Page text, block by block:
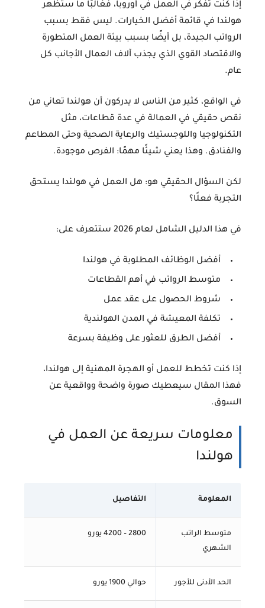
إذا كنت تفكر في العمل في أوروبا، فغالبًا ما ستظهر
هولندا في قائمة أفضل الخيارات. ليس فقط بسبب
الرواتب الجيدة، بل أيضًا بسبب بيئة العمل المتطورة
والاقتصاد القوي الذي يجذب آلاف العمال الأجانب كل
عام.
في الواقع، كثير من الناس لا يدركون أن هولندا تعاني من
نقص حقيقي في العمالة في عدة قطاعات، مثل
التكنولوجيا واللوجستيك والرعاية الصحية وحتى المطاعم
والفنادق. وهذا يعني شيئًا مهمًا: الفرص موجودة.
لكن السؤال الحقيقي هو: هل العمل في هولندا يستحق
التجربة فعلًا؟
في هذا الدليل الشامل لعام 2026 ستتعرف على:
أفضل الوظائف المطلوبة في هولندا
متوسط الرواتب في أهم القطاعات
شروط الحصول على عقد عمل
تكلفة المعيشة في المدن الهولندية
أفضل الطرق للعثور على وظيفة بسرعة
إذا كنت تخطط للعمل أو الهجرة المهنية إلى هولندا،
فهذا المقال سيعطيك صورة واضحة وواقعية عن
السوق.
معلومات سريعة عن العمل في
هولندا
المعلومة التفاصيل
متوسط الراتب
الشهري
2800 – 4200 يورو
الحد الأدنى للأجور حوالي 1900 يورو